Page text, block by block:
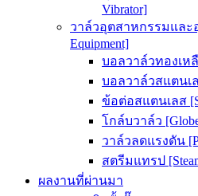
Vibrator]
วาล์วอุตสาหกรรมและ
Equipment]
บอลวาล์วทองเหลื
บอลวาล์วสแตนเล
ข้อต่อสแตนเลส
โกล์บวาล์ว
วาล์วลดแรงดัน
สตรีมแทรป
ผลงานที่ผ่านมา